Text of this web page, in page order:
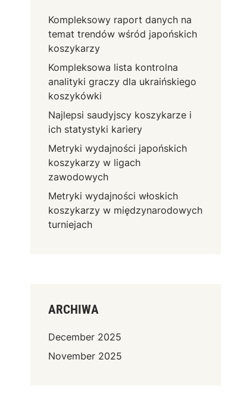
Kompleksowy raport danych na
temat trendów wśród japońskich
koszykarzy
Kompleksowa lista kontrolna
analityki graczy dla ukraińskiego
koszykówki
Najlepsi saudyjscy koszykarze i
ich statystyki kariery
Metryki wydajności japońskich
koszykarzy w ligach
zawodowych
Metryki wydajności włoskich
koszykarzy w międzynarodowych
turniejach
ARCHIWA
December 2025
November 2025